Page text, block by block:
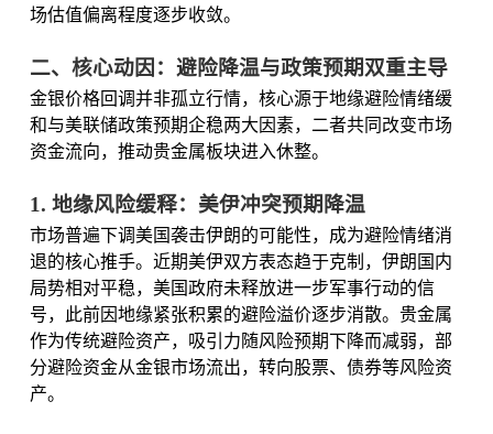
场估值偏离程度逐步收敛。
二、核心动因：避险降温与政策预期双重主导
金银价格回调并非孤立行情，核心源于地缘避险情绪缓
和与美联储政策预期企稳两大因素，二者共同改变市场
资金流向，推动贵金属板块进入休整。
1. 地缘风险缓释：美伊冲突预期降温
市场普遍下调美国袭击伊朗的可能性，成为避险情绪消
退的核心推手。近期美伊双方表态趋于克制，伊朗国内
局势相对平稳，美国政府未释放进一步军事行动的信
号，此前因地缘紧张积累的避险溢价逐步消散。贵金属
作为传统避险资产，吸引力随风险预期下降而减弱，部
分避险资金从金银市场流出，转向股票、债券等风险资
产。